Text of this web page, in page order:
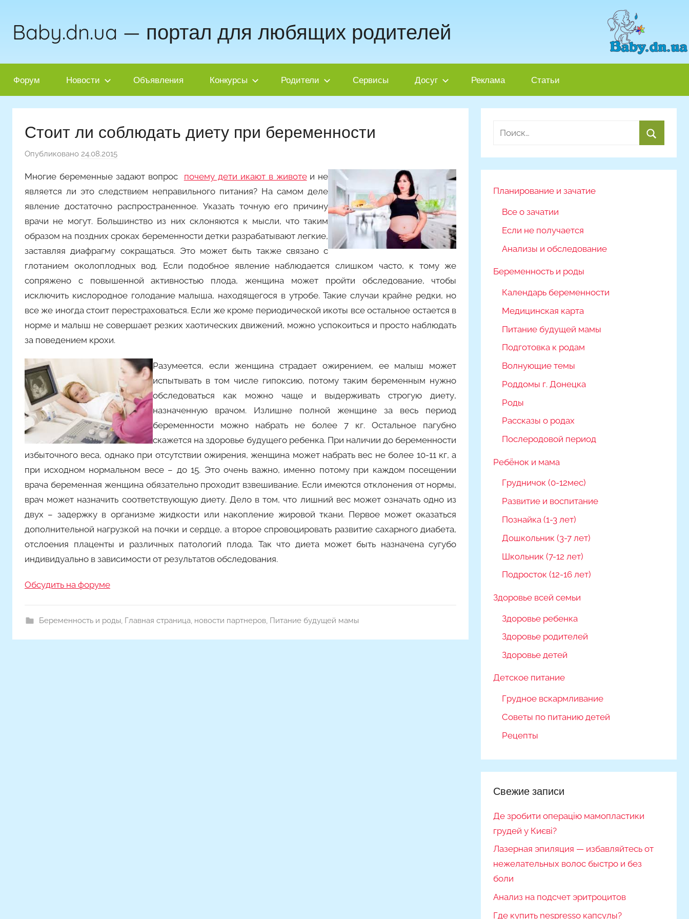
содержимому
Baby.dn.ua — портал для любящих родителей
Форум Новости Объявления Конкурсы Родители Сервисы Досуг Реклама Статьи
Стоит ли соблюдать диету при беременности
Опубликовано 24.08.2015
т
о
р
о
м
i
m
k
Многие беременные задают вопрос ­ почему дети икают в животеи не
является ли это следствием неправильного питания? На самом деле
явление достаточно распространенное. Указать точную его причину
врачи не могут. Большинство из них склоняются к мысли, что таким
образом на поздних сроках беременности детки разрабатывают легкие,
заставляя диафрагму сокращаться. Это может быть также связано с
глотанием околоплодных вод. Если подобное явление наблюдается слишком часто, к тому же
сопряжено с повышенной активностью плода, женщина может пройти обследование, чтобы
исключить кислородное голодание малыша, находящегося в утробе. Такие случаи крайне редки, но
все же иногда стоит перестраховаться. Если же кроме периодической икоты все остальное остается в
норме и малыш не совершает резких хаотических движений, можно успокоиться и просто наблюдать
за поведением крохи.
Разумеется, если женщина страдает ожирением, ее малыш может
испытывать в том числе гипоксию, потому таким беременным нужно
обследоваться как можно чаще и выдерживать строгую диету,
назначенную врачом. Излишне полной женщине за весь период
беременности можно набрать не более 7 кг. Остальное пагубно
скажется на здоровье будущего ребенка. При наличии до беременности
избыточного веса, однако при отсутствии ожирения, женщина может набрать вес не более 10­-11 кг, а
при исходном нормальном весе – до 15. Это очень важно, именно потому при каждом посещении
врача беременная женщина обязательно проходит взвешивание. Если имеются отклонения от нормы,
врач может назначить соответствующую диету. Дело в том, что лишний вес может означать одно из
двух – задержку в организме жидкости или накопление жировой ткани. Первое может оказаться
дополнительной нагрузкой на почки и сердце, а второе спровоцировать развитие сахарного диабета,
отслоения плаценты и различных патологий плода. Так что диета может быть назначена сугубо
индивидуально в зависимости от результатов обследования.
Обсудить на форуме
Беременность и роды, Главная страница, новости партнеров, Питание будущей мамы
Найти:
Планирование и зачатие
Все о зачатии
Если не получается
Анализы и обследование
Беременность и роды
Календарь беременности
Медицинская карта
Питание будущей мамы
Подготовка к родам
Волнующие темы
Роддомы г. Донецка
Роды
Рассказы о родах
Послеродовой период
Ребёнок и мама
Грудничок (0-12мес)
Развитие и воспитание
Познайка (1-3 лет)
Дошкольник (3-7 лет)
Школьник (7-12 лет)
Подросток (12-16 лет)
Здоровье всей семьи
Здоровье ребенка
Здоровье родителей
Здоровье детей
Детское питание
Грудное вскармливание
Советы по питанию детей
Рецепты
Свежие записи
Де зробити операцію мамопластики
грудей у Києві?
Лазерная эпиляция — избавляйтесь от
нежелательных волос быстро и без
боли
Анализ на подсчет эритроцитов
Где купить nespresso капсулы?